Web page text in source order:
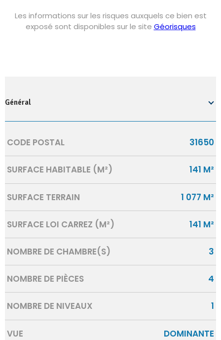
Les informations sur les risques auxquels ce bien est
exposé sont disponibles sur le site Géorisques
Général
Caractérisque
CODE POSTAL 31650
SURFACE HABITABLE (M²) 141 M²
SURFACE TERRAIN 1 077 M²
SURFACE LOI CARREZ (M²) 141 M²
NOMBRE DE CHAMBRE(S) 3
NOMBRE DE PIÈCES 4
NOMBRE DE NIVEAUX 1
VUE DOMINANTE